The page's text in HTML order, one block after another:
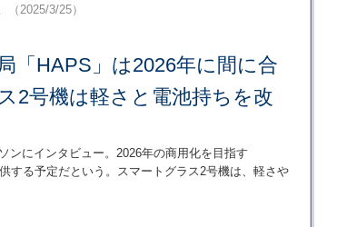
（2025/3/25）
「HAPS」は2026年に間に合
2号機は軽さと電池持ちを改
ンにインタビュー。2026年の商用化を目指す
する予定だという。スマートグラス2号機は、軽さや